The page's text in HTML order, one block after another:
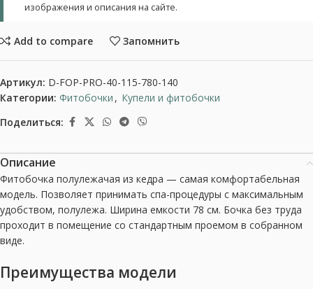
изображения и описания на сайте.
Add to compare Запомнить
Артикул: D-FOP-PRO-40-115-780-140
Категории: Фитобочки , Купели и фитобочки
Поделиться:
Описание
Фитобочка полулежачая из кедра — самая комфортабельная
модель. Позволяет принимать спа-процедуры с максимальным
удобством, полулежа. Ширина емкости 78 см. Бочка без труда
проходит в помещение со стандартным проемом в собранном
виде.
Преимущества модели